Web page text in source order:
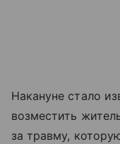
Накануне стало
возместить
за травму,